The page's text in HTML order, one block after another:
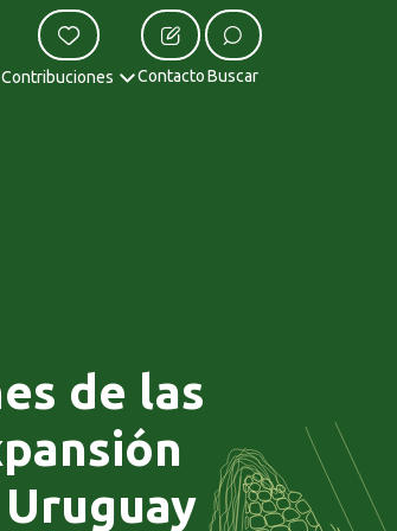
Contribuciones Contacto Buscar
de las